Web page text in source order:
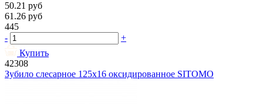
50.21 руб
61.26 руб
445
-
+
Купить
42308
Зубило слесарное 125х16 оксидированное SITOMO